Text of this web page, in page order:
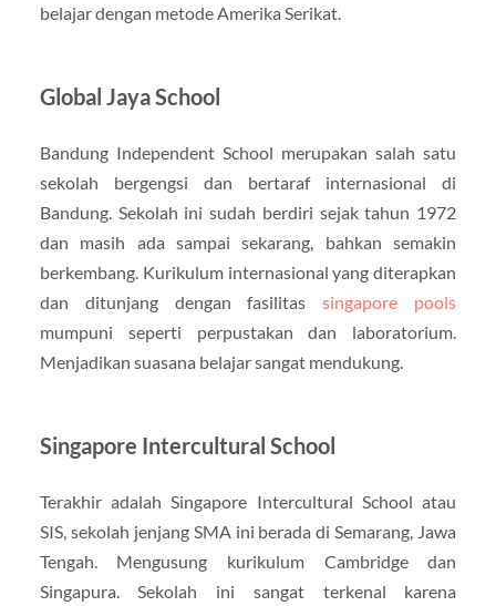
belajar dengan metode Amerika Serikat.
Global Jaya School
Bandung Independent School merupakan salah satu
sekolah bergengsi dan bertaraf internasional di
Bandung. Sekolah ini sudah berdiri sejak tahun 1972
dan masih ada sampai sekarang, bahkan semakin
berkembang. Kurikulum internasional yang diterapkan
dan ditunjang dengan fasilitassingapore pools
mumpuni seperti perpustakan dan laboratorium.
Menjadikan suasana belajar sangat mendukung.
Singapore Intercultural School
Terakhir adalah Singapore Intercultural School atau
SIS, sekolah jenjang SMA ini berada di Semarang, Jawa
Tengah. Mengusung kurikulum Cambridge dan
Singapura. Sekolah ini sangat terkenal karena